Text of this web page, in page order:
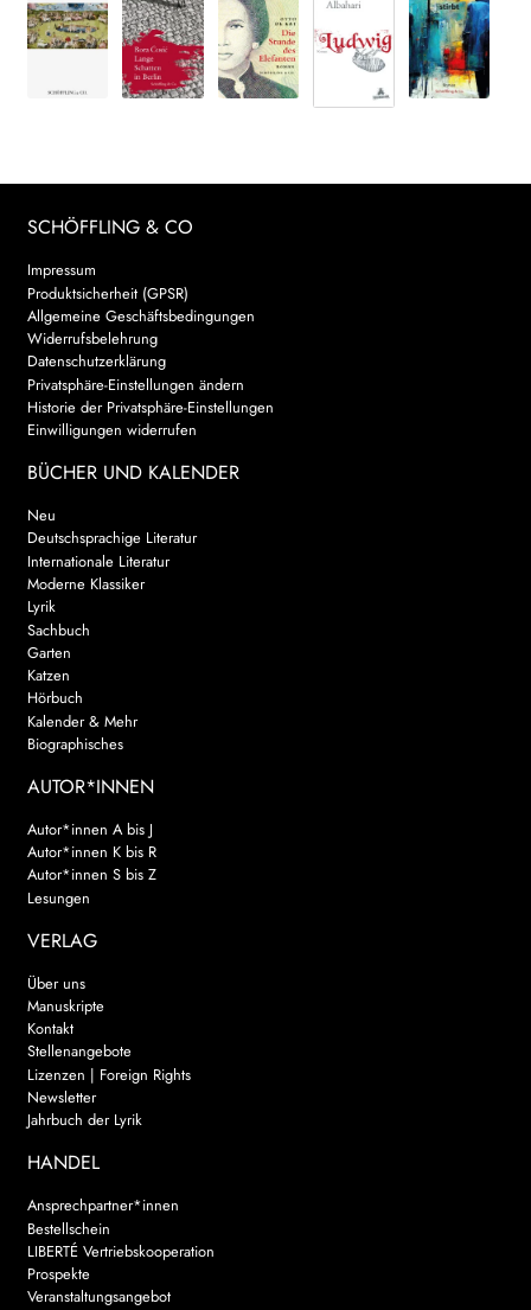
SCHÖFFLING & CO
Impressum
Produktsicherheit (GPSR)
Allgemeine Geschäftsbedingungen
Widerrufsbelehrung
Datenschutzerklärung
Privatsphäre-Einstellungen ändern
Historie der Privatsphäre-Einstellungen
Einwilligungen widerrufen
BÜCHER UND KALENDER
Neu
Deutschsprachige Literatur
Internationale Literatur
Moderne Klassiker
Lyrik
Sachbuch
Garten
Katzen
Hörbuch
Kalender & Mehr
Biographisches
AUTOR*INNEN
Autor*innen A bis J
Autor*innen K bis R
Autor*innen S bis Z
Lesungen
VERLAG
Über uns
Manuskripte
Kontakt
Stellenangebote
Lizenzen | Foreign Rights
Newsletter
Jahrbuch der Lyrik
HANDEL
Ansprechpartner*innen
Bestellschein
LIBERTÉ Vertriebskooperation
Prospekte
Veranstaltungsangebot